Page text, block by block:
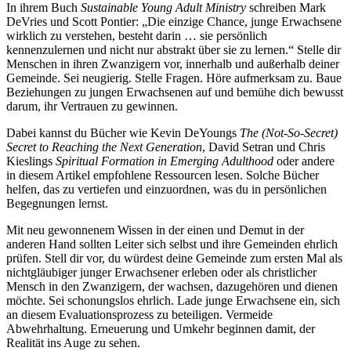
In ihrem Buch Sustainable Young Adult Ministry schreiben Mark
DeVries und Scott Pontier: „Die einzige Chance, junge Erwachsene
wirklich zu verstehen, besteht darin … sie persönlich
kennenzulernen und nicht nur abstrakt über sie zu lernen.“ Stelle dir
Menschen in ihren Zwanzigern vor, innerhalb und außerhalb deiner
Gemeinde. Sei neugierig. Stelle Fragen. Höre aufmerksam zu. Baue
Beziehungen zu jungen Erwachsenen auf und bemühe dich bewusst
darum, ihr Vertrauen zu gewinnen.
Dabei kannst du Bücher wie Kevin DeYoungs The (Not-So-Secret)
Secret to Reaching the Next Generation, David Setran und Chris
Kieslings Spiritual Formation in Emerging Adulthood oder andere
in diesem Artikel empfohlene Ressourcen lesen. Solche Bücher
helfen, das zu vertiefen und einzuordnen, was du in persönlichen
Begegnungen lernst.
Mit neu gewonnenem Wissen in der einen und Demut in der
anderen Hand sollten Leiter sich selbst und ihre Gemeinden ehrlich
prüfen. Stell dir vor, du würdest deine Gemeinde zum ersten Mal als
nichtgläubiger junger Erwachsener erleben oder als christlicher
Mensch in den Zwanzigern, der wachsen, dazugehören und dienen
möchte. Sei schonungslos ehrlich. Lade junge Erwachsene ein, sich
an diesem Evaluationsprozess zu beteiligen. Vermeide
Abwehrhaltung. Erneuerung und Umkehr beginnen damit, der
Realität ins Auge zu sehen.